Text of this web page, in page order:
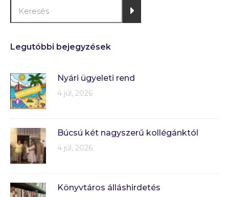
Legutóbbi bejegyzések
Nyári ügyeleti rend
4 júl, 2026
Búcsú két nagyszerű kollégánktól
4 júl, 2026
Könyvtáros álláshirdetés